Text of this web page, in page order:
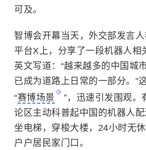
可及。
智博会开幕当天，外交部发言
平台X上，分享了一段机器人相
英文写道：“越来越多的中国城
已成为道路上日常的一部分。”
“赛博场景
”，迅速引发围观。
论区主动科普起中国的机器人
坐电梯，穿梭大楼，24小时无
户户居民家门口。